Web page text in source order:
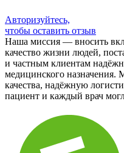
Авторизуйтесь,
чтобы оставить отзыв
Наша миссия — вносить
качество жизни людей,
и частным клиентам
медицинского назначения.
качества, надёжную
пациент и каждый врач